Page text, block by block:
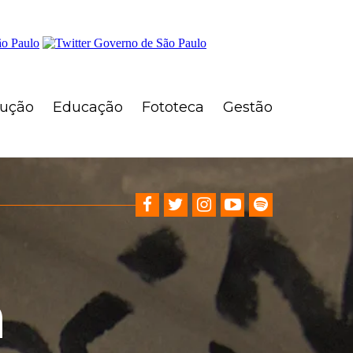
Educação Fototeca Gestão
Facebook
Twitter
Instagram
YouTube
Spotify